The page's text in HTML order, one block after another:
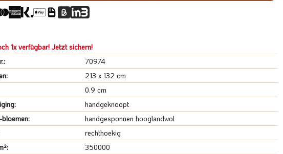
1x verfügbar! Jetzt sichern!
70974
213 x 132 cm
0.9 cm
handgeknoopt
handgesponnen hooglandwol
rechthoekig
350000